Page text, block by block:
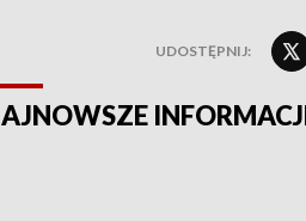
UDOSTĘPNIJ: